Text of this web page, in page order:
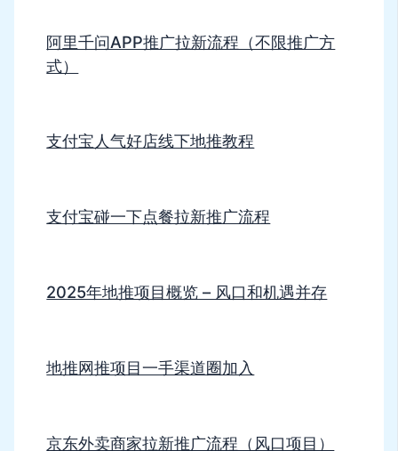
阿里千问APP推广拉新流程（不限推广方
式）
支付宝人气好店线下地推教程
支付宝碰一下点餐拉新推广流程
2025年地推项目概览 – 风口和机遇并存
地推网推项目一手渠道圈加入
京东外卖商家拉新推广流程（风口项目）